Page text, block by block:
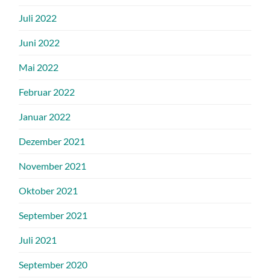
Juli 2022
Juni 2022
Mai 2022
Februar 2022
Januar 2022
Dezember 2021
November 2021
Oktober 2021
September 2021
Juli 2021
September 2020